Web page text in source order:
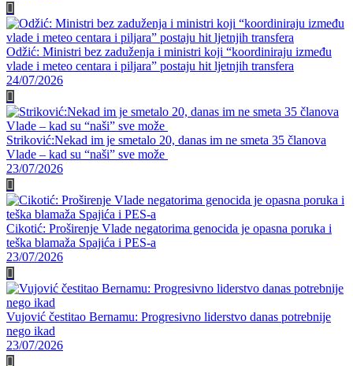
Odžić: Ministri bez zaduženja i ministri koji “koordiniraju između
vlade i meteo centara i piljara” postaju hit ljetnjih transfera
24/07/2026
Striković:Nekad im je smetalo 20, danas im ne smeta 35 članova
Vlade – kad su “naši” sve može
23/07/2026
Cikotić: Proširenje Vlade negatorima genocida je opasna poruka i
teška blamaža Spajića i PES-a
23/07/2026
Vujović čestitao Bernamu: Progresivno liderstvo danas potrebnije
nego ikad
23/07/2026